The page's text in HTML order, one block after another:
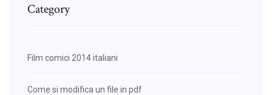
Category
Film comici 2014 italiani
Come si modifica un file in pdf